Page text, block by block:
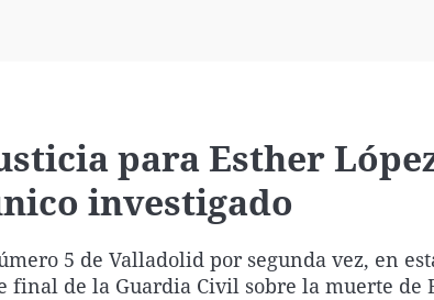
para Esther
investigado
5 de Valladolid por segunda vez, en
de la Guardia Civil sobre la muerte de